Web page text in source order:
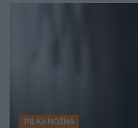
PIŁKA NOŻNA